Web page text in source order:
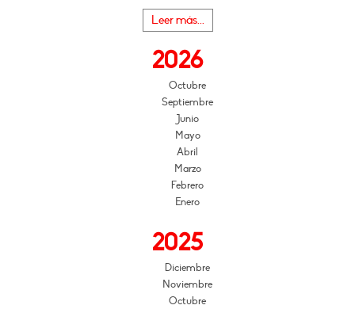
Leer más...
2026
Octubre
Septiembre
Junio
Mayo
Abril
Marzo
Febrero
Enero
2025
Diciembre
Noviembre
Octubre